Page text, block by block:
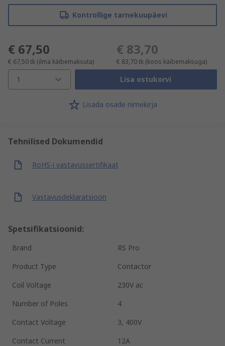
Kontrollige tarnekuupäevi
€ 67,50
€ 67,50tk (ilma käibemaksuta)
€ 83,70
€ 83,70tk (koos käibemaksuga)
1 Lisa ostukorvi
Lisada osade nimekirja
Tehnilised Dokumendid
RoHS-i vastavussertifikaat
Vastavusdeklaratsioon
Spetsifikatsioonid:
Brand
RS Pro
Product Type
Contactor
Coil Voltage
230V ac
Number of Poles
4
Contact Voltage
3, 400V
Contact Current
12A